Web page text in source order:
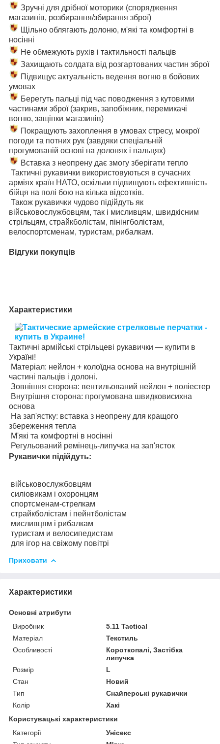
Зручні для дрібної моторики (спорядження
магазинів, розбирання/збирання зброї)
Щільно облягають долоню, м'які та комфортні в
носінні
Не обмежують рухів і тактильності пальців
Захищають солдата від розгартованих частин зброї
Підвищує актуальність ведення вогню в бойових
умовах
Берегуть пальці під час поводження з кутовими
частинами зброї (закрив, запобіжник, перемикачі
вогню, защіпки магазинів)
Покращують захоплення в умовах стресу, мокрої
погоди та потних рук (завдяки спеціальній
прогумованій основі на долонях і пальцях)
Вставка з неопрену дає змогу зберігати тепло
Тактичні рукавички використовуються в сучасних
арміях країн НАТО, оскільки підвищують ефективність
бійця на полі бою на кілька відсотків.
Також рукавички чудово підійдуть як
військовослужбовцям, так і мисливцям, швидкісним
стрільцям, страйкболістам, пінінгболістам,
велоспортсменам, туристам, рибалкам.
Відгуки покупців
Характеристики
Тактичні армійські стрільцеві рукавички — купити в
Україні!
Матеріал: нейлон + колоїдна основа на внутрішній
частині пальців і долоні.
Зовнішня сторона: вентильований нейлон + поліестер
Внутрішня сторона: прогумована швидковисихна
основа
На зап'ястку: вставка з неопрену для кращого
збереження тепла
М'які та комфортні в носінні
Регульований ремінець-липучка на зап'ясток
Рукавички підійдуть:
військовослужбовцям
силіовикам і охоронцям
спортсменам-стрелкам
страйкболістам і пейнтболістам
мисливцям і рибалкам
туристам и велосипедистам
для ігор на свіжому повітрі
Приховати
Характеристики
Основні атрибути
Виробник
5.11 Tactical
Матеріал
Текстиль
Особливості
Короткопалі, Застібка
липучка
Розмір
L
Стан
Новий
Тип
Снайперські рукавички
Колір
Хакі
Користувацькі характеристики
Категорії
Унісекс